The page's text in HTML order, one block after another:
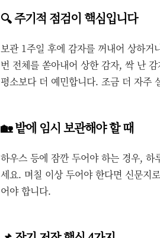
🔍 주기적 점검이 핵심입니다
보관 1주일 후에 감자를 꺼내어 상하
번 전체를 쏟아내어 상한 감자, 싹 난
평소보다 더 예민합니다. 조금 더 자주
🏡 밭에 임시 보관해야 할 때
하우스 등에 잠깐 두어야 하는 경우,
세요. 며칠 이상 두어야 한다면 신문지
어야 합니다.